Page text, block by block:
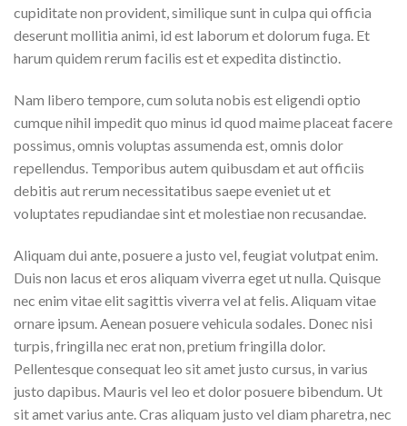
cupiditate non provident, similique sunt in culpa qui officia
deserunt mollitia animi, id est laborum et dolorum fuga. Et
harum quidem rerum facilis est et expedita distinctio.
Nam libero tempore, cum soluta nobis est eligendi optio
cumque nihil impedit quo minus id quod maime placeat facere
possimus, omnis voluptas assumenda est, omnis dolor
repellendus. Temporibus autem quibusdam et aut officiis
debitis aut rerum necessitatibus saepe eveniet ut et
voluptates repudiandae sint et molestiae non recusandae.
Aliquam dui ante, posuere a justo vel, feugiat volutpat enim.
Duis non lacus et eros aliquam viverra eget ut nulla. Quisque
nec enim vitae elit sagittis viverra vel at felis. Aliquam vitae
ornare ipsum. Aenean posuere vehicula sodales. Donec nisi
turpis, fringilla nec erat non, pretium fringilla dolor.
Pellentesque consequat leo sit amet justo cursus, in varius
justo dapibus. Mauris vel leo et dolor posuere bibendum. Ut
sit amet varius ante. Cras aliquam justo vel diam pharetra, nec